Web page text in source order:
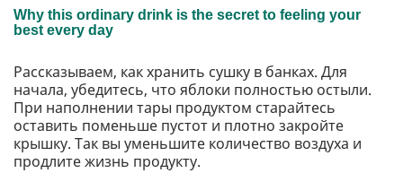
Рассказываем, как хранить сушку в банках. Для
начала, убедитесь, что яблоки полностью остыли.
При наполнении тары продуктом старайтесь
оставить поменьше пустот и плотно закройте
крышку. Так вы уменьшите количество воздуха и
продлите жизнь продукту.